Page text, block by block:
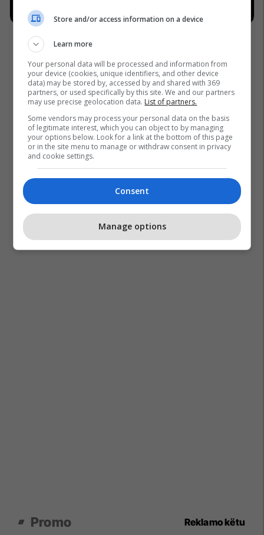
Arbnor Sadiku Seanca E Kuvendit
Ekrem Hyseni
Konstituimi I Kuvendit
Promo Reklamo këtu
Store and/or access information on a device
Learn more
Your personal data will be processed and information from
your device (cookies, unique identifiers, and other device
data) may be stored by, accessed by and shared with 369
partners, or used specifically by this site. We and our partners
may use precise geolocation data. List of partners.
Some vendors may process your personal data on the basis
of legitimate interest, which you can object to by managing
your options below. Look for a link at the bottom of this page
or in the site menu to manage or withdraw consent in privacy
and cookie settings.
Consent
Manage options